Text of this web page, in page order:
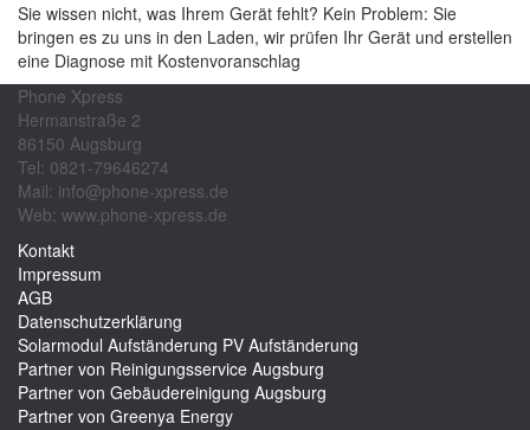
Sie wissen nicht, was Ihrem Gerät fehlt? Kein Problem: Sie
bringen es zu uns in den Laden, wir prüfen Ihr Gerät und erstellen
eine Diagnose mit Kostenvoranschlag
Phone Xpress
Hermanstraße 2
86150 Augsburg
Tel: 0821-79646274
Mail: info@phone-xpress.de
Web: www.phone-xpress.de
Kontakt
Impressum
AGB
Datenschutzerklärung
Solarmodul Aufständerung PV Aufständerung
Partner von Reinigungsservice Augsburg
Partner von Gebäudereinigung Augsburg
Partner von Greenya Energy